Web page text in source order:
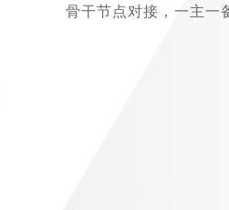
骨干节点对接，一主一